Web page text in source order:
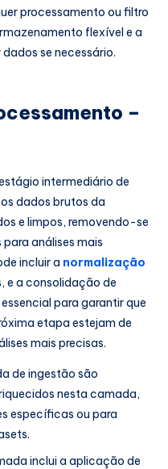
processamento ou filtro
flexível e a
se necessário.
–
intermediário de
dados brutos da
e limpos, removendo-se
análises mais
incluir a normalização
e a consolidação de
para garantir que
etapa estejam de
mais precisas.
de ingestão são
nesta camada,
específicas ou para
inclui a aplicação de